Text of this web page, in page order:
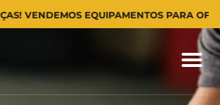
EQUIPAMENTOS PARA OFICINAS